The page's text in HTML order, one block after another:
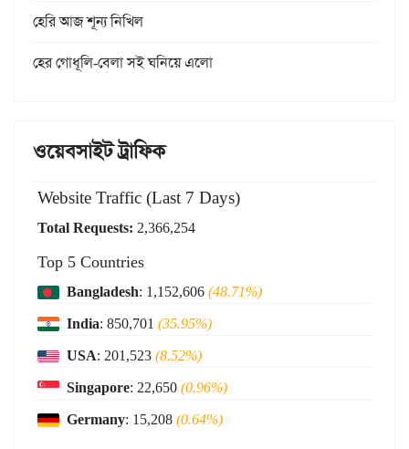
হেরি আজ শূন্য নিখিল
হের গোধূলি-বেলা সই ঘনিয়ে এলো
ওয়েবসাইট ট্রাফিক
Website Traffic (Last 7 Days)
Total Requests: 2,366,254
Top 5 Countries
Bangladesh: 1,152,606(48.71%)
India: 850,701 (35.95%)
USA: 201,523(8.52%)
Singapore: 22,650(0.96%)
Germany: 15,208(0.64%)